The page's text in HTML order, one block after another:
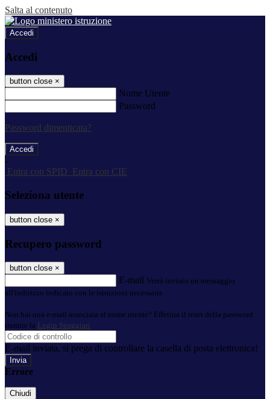
Salta al contenuto
Accedi
Accedi
button close ×
Nome Utente
Password
Password dimenticata?
-
Entra con SPID
Entra con CIE
Seleziona utente
button close ×
Recupero password
button close ×
E-mail Verrà inviato un messaggio
all'indirizzo indicato con le istruzioni necessarie.
Non hai una e-mail associata al nome utente? Effettua il reset della password
tramite la Login Spaggiari
E-mail inviata, si prega di controllare la casella di posta elettronica!
Errore
Chiudi